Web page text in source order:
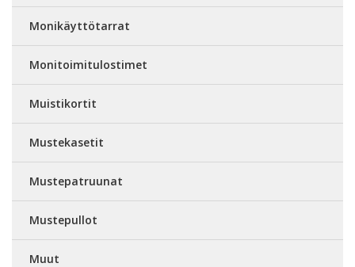
Monikäyttötarrat
Monitoimitulostimet
Muistikortit
Mustekasetit
Mustepatruunat
Mustepullot
Muut